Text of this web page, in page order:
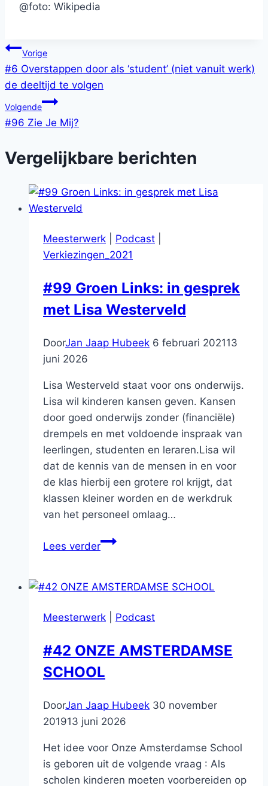
@foto: Wikipedia
Bericht
navigatie
Vorige
#6 Overstappen door als ‘student’ (niet vanuit werk)
de deeltijd te volgen
Volgende
#96 Zie Je Mij?
Vergelijkbare berichten
Meesterwerk Podcast
Verkiezingen_2021
#99 Groen Links: in gesprek
met Lisa Westerveld
DoorJan Jaap Hubeek 6 februari 202113
juni 2026
Lisa Westerveld staat voor ons onderwijs.
Lisa wil kinderen kansen geven. Kansen
door goed onderwijs zonder (financiële)
drempels en met voldoende inspraak van
leerlingen, studenten en leraren.Lisa wil
dat de kennis van de mensen in en voor
de klas hierbij een grotere rol krijgt, dat
klassen kleiner worden en de werkdruk
van het personeel omlaag…
Lees verder#99
in
met
Westerveld
Meesterwerk Podcast
#42 ONZE AMSTERDAMSE
SCHOOL
DoorJan Jaap Hubeek 30 november
201913 juni 2026
Het idee voor Onze Amsterdamse School
is geboren uit de volgende vraag : Als
scholen kinderen moeten voorbereiden op